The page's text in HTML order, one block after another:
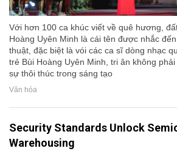
Với hơn 100 ca khúc viết về quê hương,
Hoàng Uyên Minh là cái tên được nhắc
thuật, đặc biệt là vói các ca sĩ dòng nhạc
trẻ Bùi Hoàng Uyên Minh, tri ân không phải
sự thôi thúc trong sáng tạo
Văn hóa
Security Standards Unlock
Warehousing